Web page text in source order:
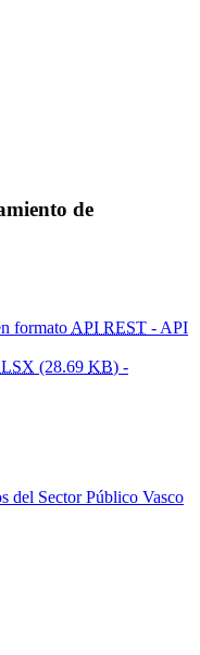
de
formato API REST - API
(28.69 KB) -
del Sector Público Vasco